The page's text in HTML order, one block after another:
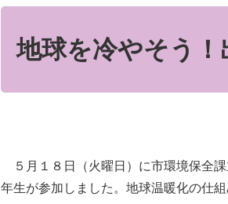
地球を冷やそう！
５月１８日（火曜日）に市環境保全
年生が参加しました。地球温暖化の仕